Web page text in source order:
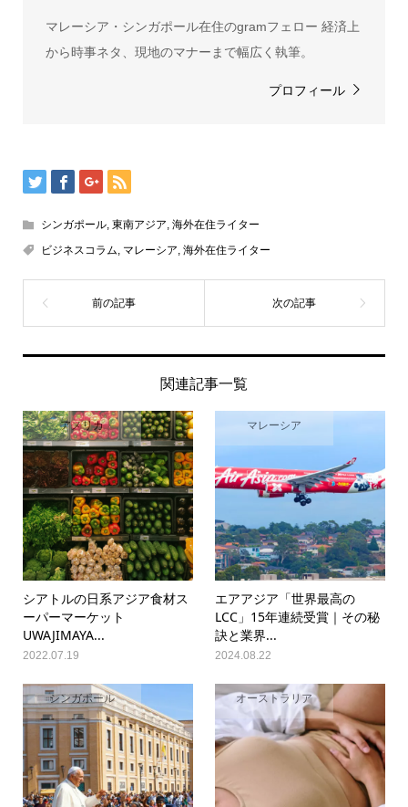
マレーシア・シンガポール在住のgramフェロー 経済上
から時事ネタ、現地のマナーまで幅広く執筆。
プロフィール
シンガポール, 東南アジア 海外在住ライター
ビジネスコラム マレーシア 海外在住ライター
関連記事一覧
アメリカ
シアトルの日系アジア食材ス
ーパーマーケット
UWAJIMAYA...
2022.07.19
マレーシア
エアアジア「世界最高の
LCC」15年連続受賞｜その秘
訣と業界...
2024.08.22
シンガポール オーストラリア